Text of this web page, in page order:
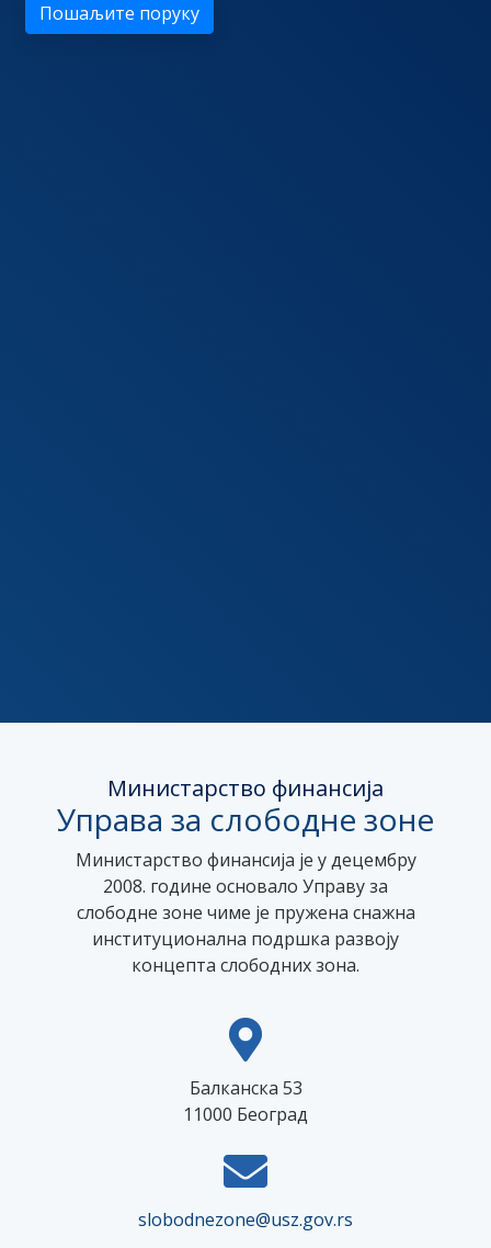
Пошаљите поруку
Министарство финансија
Управа за слободне зоне
Министарство финансија је у децембру
2008. године основало Управу за
слободне зоне чиме је пружена снажна
институционална подршка развоју
концепта слободних зона.
Балканска 53
11000 Београд
slobodnezone@usz.gov.rs